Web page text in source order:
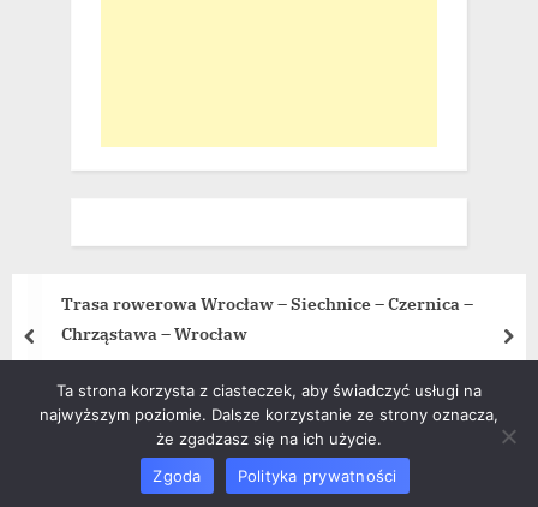
Trasa rowerowa Wrocław – Siechnice – Czernica –
Chrząstawa – Wrocław
Trasy rowerowe
prev
Copyright © 2026 Miasto.Wroclaw.pl.
Powered byPressBook News WordPress theme
Ta strona korzysta z ciasteczek, aby świadczyć usługi na
najwyższym poziomie. Dalsze korzystanie ze strony oznacza,
że zgadzasz się na ich użycie.
Zgoda
Polityka prywatności